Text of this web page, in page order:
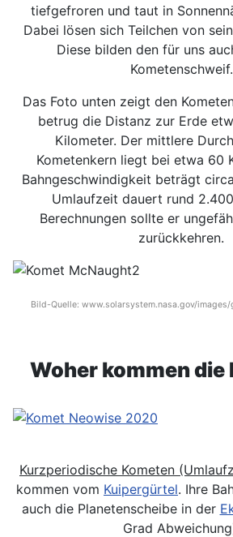
tiefgefroren und taut in
Dabei lösen sich Teilchen von
Diese bilden den für uns
Kometenschweif.
Das Foto unten zeigt den
betrug die Distanz zur Erde
Kilometer. Der mittlere
Kometenkern liegt bei etwa 60
Bahngeschwindigkeit beträgt
Umlaufzeit dauert rund
Berechnungen sollte er
zurückkehren.
Bild-Quelle: www.solarsystem.nasa.gov/
Woher kommen die
Kurzperiodische Kometen
kommen vom Kuipergürtel. Ihre
auch die Planetenscheibe in der
Grad